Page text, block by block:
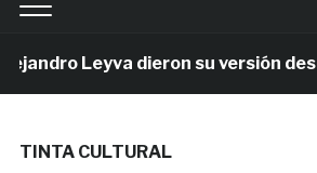
Leyva dieron su versión desde
TINTA CULTURAL